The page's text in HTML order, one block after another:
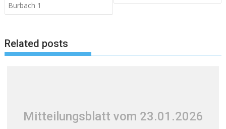
Burbach 1
Related posts
Mitteilungsblatt vom 23.01.2026